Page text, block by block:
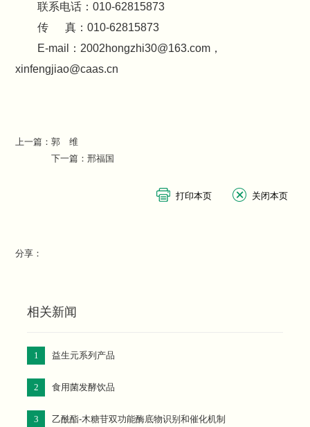
联系电话：010-62815873
传 真：010-62815873
E-mail：2002hongzhi30@163.com，
xinfengjiao@caas.cn
上一篇：郭 维
下一篇：邢福国
分享：
相关新闻
1 益生元系列产品
2 食用菌发酵饮品
3 乙酰酯-木糖苷双功能酶底物识别和催化机制